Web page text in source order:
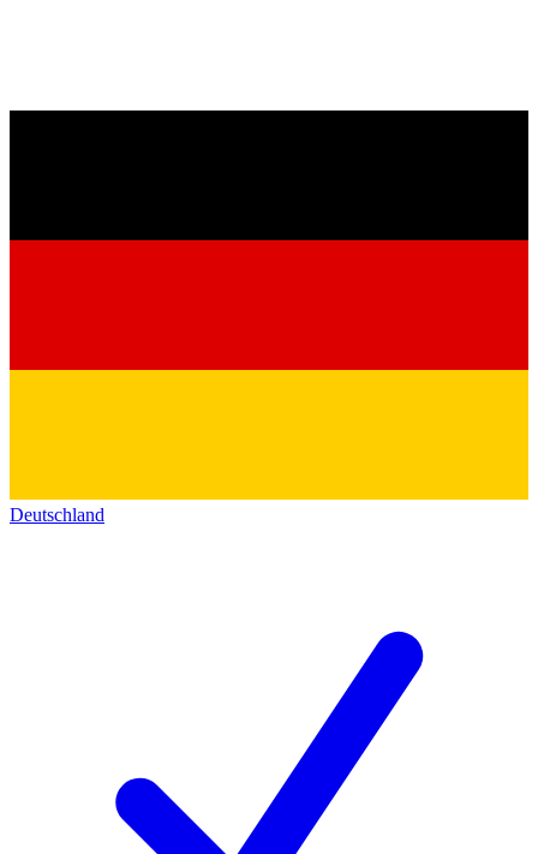
Deutschland